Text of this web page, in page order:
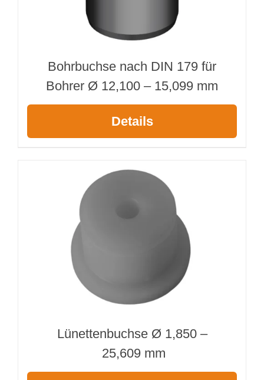
Bohrbuchse nach DIN 179 für
Bohrer Ø 12,100 – 15,099 mm
Details
Lünettenbuchse Ø 1,850 –
25,609 mm